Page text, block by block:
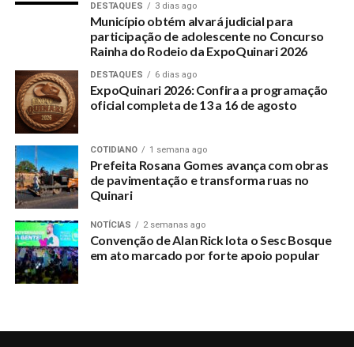
um contrato formal à empresa intermediadora, bem como
somente encaminha um singelo rascunho, documentos e um
contrato em branco constando somente a assinatura da
vítima. Assim, esses elementos facilitam a obtenção de
empréstimos indevidos em nome das pessoas”.
A juíza de Direito julgou procedente a denúncia e, ao realizar
a dosimetria da pena do denunciado, a magistrada ainda
registrou que houve agravante, em decorrência do crime ter
sido cometido contra pessoa com mais de 60 anos (art.61, II,
h, do CP).
GECOM/TJAC
DESTAQUES 3 dias ago
Município obtém alvará judicial para
participação de adolescente no Concurso
Rainha do Rodeio da ExpoQuinari 2026
DESTAQUES 6 dias ago
ExpoQuinari 2026: Confira a programação
oficial completa de 13 a 16 de agosto
COTIDIANO 1 semana ago
Prefeita Rosana Gomes avança com obras
de pavimentação e transforma ruas no
Quinari
NOTÍCIAS 2 semanas ago
Convenção de Alan Rick lota o Sesc Bosque
em ato marcado por forte apoio popular